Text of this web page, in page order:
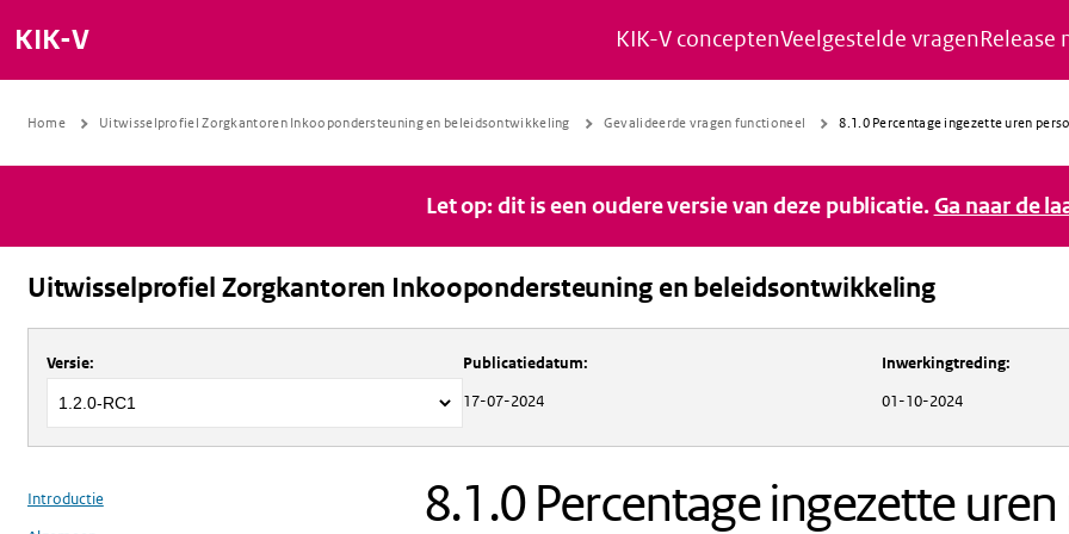
Naar de inhoud gaan
Naar de navigatie gaan
Naar de footer gaan
KIK-V KIK-V conceptenVeelgestelde vragenRelease
Home Uitwisselprofiel Zorgkantoren Inkoopondersteuning en beleidsontwikkeling Gevalideerde vragen functioneel 8.1.0 Percentage ingezette uren
Let op: dit is een oudere versie van deze publicatie. Ga naar de
Uitwisselprofiel Zorgkantoren Inkoopondersteuning en beleidsontwikkeling
Over Uitwisselprofiel Zorgkantoren Inkoopondersteuning en
Versie: Publicatiedatum:
17-07-2024
Inwerkingtreding:
01-10-2024
Introductie
8.1.0 Percentage ingezette